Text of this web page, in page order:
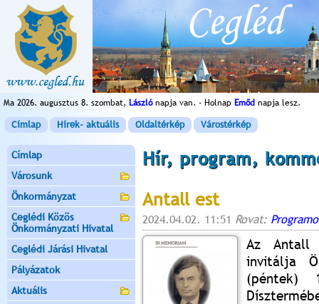
Ma 2026. augusztus 8. szombat, Lászlónapja van. - Holnap Emőd napja lesz.
Címlap Hírek- aktuális Oldaltérkép Várostérkép
Címlap
Városunk
Önkormányzat
Ceglédi Közös
Önkormányzati Hivatal
Ceglédi Járási Hivatal
Pályázatok
Aktuális
Hír, program,
Antall est
2024.04.02. 11:51 Rovat:
Az Antall
invitálja
(péntek)